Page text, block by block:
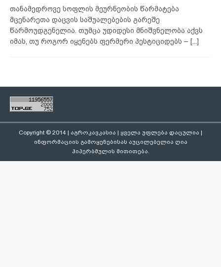
თანამედროვე სოფლის მეურნეობის წარმატება
მცენარეთა დაცვის საშუალებების გარეშე
წარმოუდგენელია. თუმცა უდიდესი მნიშვნელობა აქვს
იმას, თუ როგორ იყენებს ფერმერი პესტიციდებს – [...]
Copyright © 2014 | აგროკავკასია | ყველა უფლება დაცულია |
ინფორმაციის გამოყენებისას აუცილებელია ღია
ჰიპერბმულის მითითება.